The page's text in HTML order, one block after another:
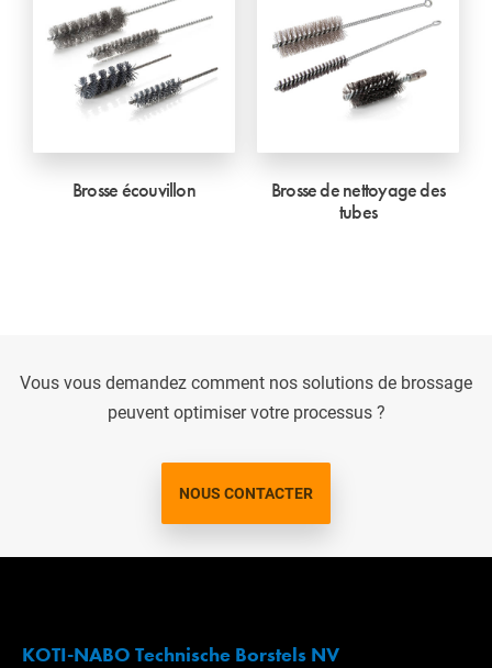
Brosse écouvillon
Brosse de nettoyage des
tubes
Vous vous demandez comment nos solutions de brossage
peuvent optimiser votre processus ?
NOUS CONTACTER
KOTI-NABO Technische Borstels NV